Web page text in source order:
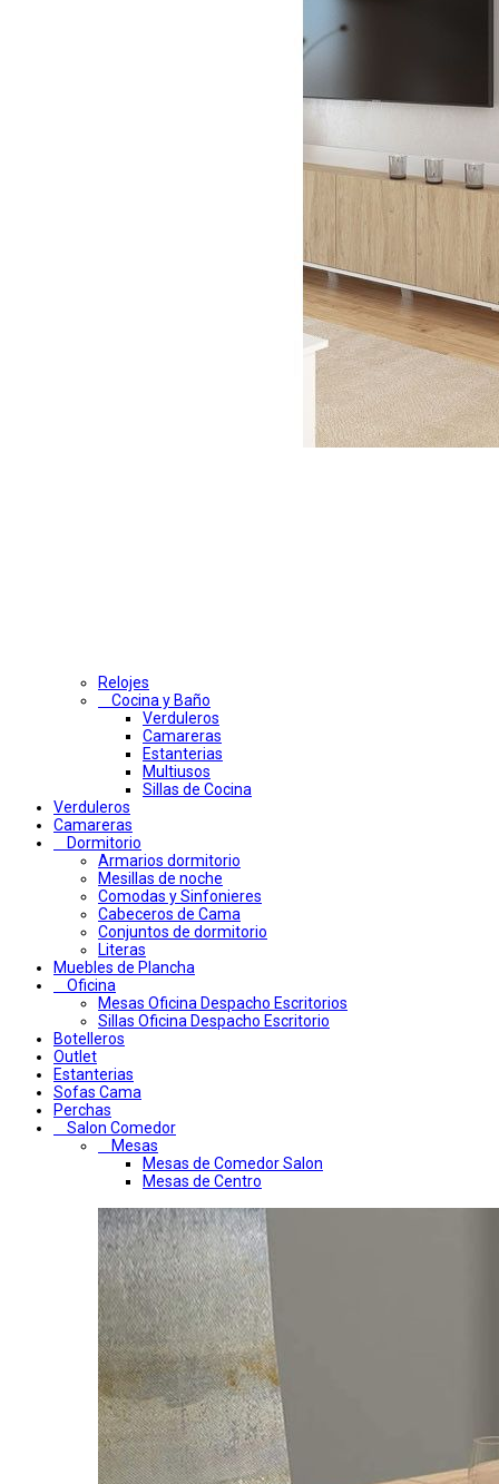
Relojes
Cocina y Baño
Verduleros
Camareras
Estanterias
Multiusos
Sillas de Cocina
Verduleros
Camareras
Dormitorio
Armarios dormitorio
Mesillas de noche
Comodas y Sinfonieres
Cabeceros de Cama
Conjuntos de dormitorio
Literas
Muebles de Plancha
Oficina
Mesas Oficina Despacho Escritorios
Sillas Oficina Despacho Escritorio
Botelleros
Outlet
Estanterias
Sofas Cama
Perchas
Salon Comedor
Mesas
Mesas de Comedor Salon
Mesas de Centro